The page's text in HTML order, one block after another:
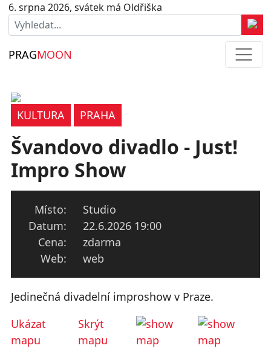
6. srpna 2026, svátek má Oldřiška
PRAGMOON
KULTURA PRAHA
Švandovo divadlo - Just!
Impro Show
Místo:
Studio
Datum:
22.6.2026 19:00
Cena:
zdarma
Web:
web
Jedinečná divadelní improshow v Praze.
Ukázat
mapu
Skrýt
mapu